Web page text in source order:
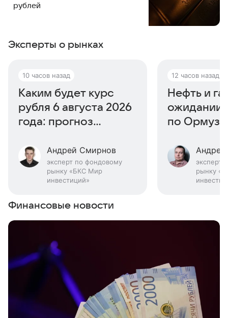
рублей
Эксперты о рынках
10 часов назад
Каким будет курс
рубля 6 августа 2026
года: прогноз
Андрей Смирнов
эксперт по фондовому
рынку «БКС Мир
инвестиций»
12 часов назад
Нефть и
ожидании
по Ормузу
эксперт
рынку
Финансовые новости